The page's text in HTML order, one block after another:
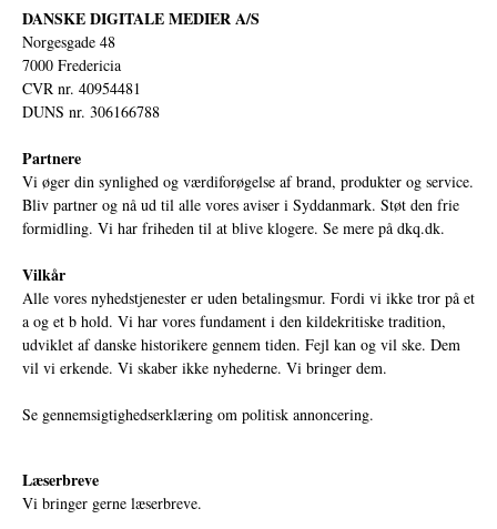
DANSKE DIGITALE MEDIER A/S
Norgesgade 48
7000 Fredericia
CVR nr. 40954481
DUNS nr. 306166788
Partnere
Vi øger din synlighed og værdiforøgelse af brand, produkter og service.
Bliv partner og nå ud til alle vores aviser i Syddanmark. Støt den frie
formidling. Vi har friheden til at blive klogere. Se mere på dkq.dk.
Vilkår
Alle vores nyhedstjenester er uden betalingsmur. Fordi vi ikke tror på et
a og et b hold. Vi har vores fundament i den kildekritiske tradition,
udviklet af danske historikere gennem tiden. Fejl kan og vil ske. Dem
vil vi erkende. Vi skaber ikke nyhederne. Vi bringer dem.
Se gennemsigtighedserklæring om politisk annoncering.
Læserbreve
Vi bringer gerne læserbreve.